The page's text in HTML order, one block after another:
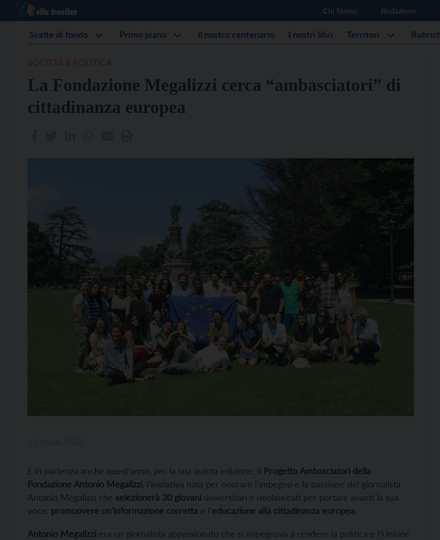
Chi Siamo Redazione
Scelte di fondo Primo piano Il nostro centenario I nostri libri Territori
La Fondazione Megalizzi cerca “ambasciatori” di
cittadinanza europea
È in partenza anche quest’anno, per la sua quinta edizione, il Progetto Ambasciatori della
Fondazione Antonio Megalizzi , l’iniziativa nata per onorare l’impegno e la passione del giornalista
Antonio Megalizzi che selezionerà 30 giovani universitari e neolaureati per portare avanti la sua
voce: promuovere un’informazione corretta e l’educazione alla cittadinanza europea.
Antonio Megalizzi era un giornalista appassionato che si impegnava a rendere la politica e l’Unione